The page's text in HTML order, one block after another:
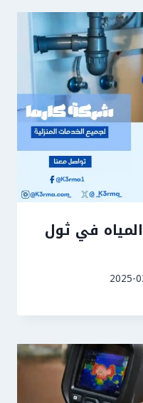
في ثول
2025-